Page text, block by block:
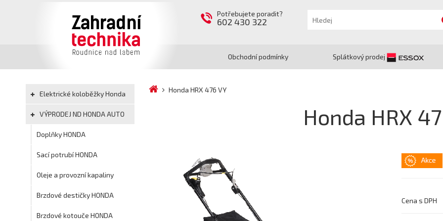
Potřebujete poradit?
602 430 322
Obchodní podmínky Splátkový prodej
Elektrické koloběžky Honda
VÝPRODEJ ND HONDA AUTO
Doplňky HONDA
Sací potrubí HONDA
Oleje a provozní kapaliny
Brzdové destičky HONDA
Brzdové kotouče HONDA
Honda HRX 476 VY
Honda HRX
Cena s DPH